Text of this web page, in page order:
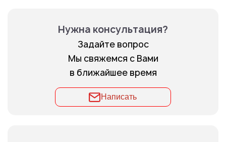
Нужна консультация?
Задайте вопрос
Мы свяжемся с Вами
в ближайшее время
Написать